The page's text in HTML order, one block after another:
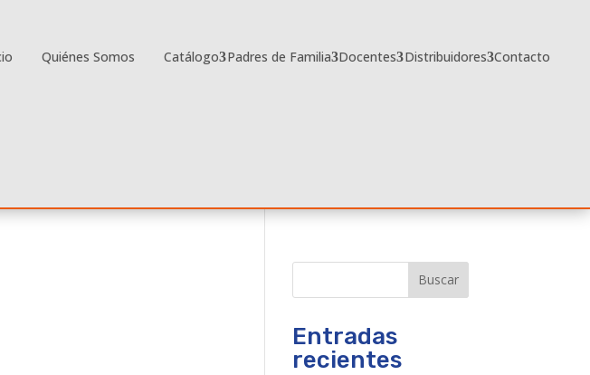
Quiénes Somos Catálogo Padres de Familia Docentes Distribuidores Contacto
Buscar
Entradas
recientes